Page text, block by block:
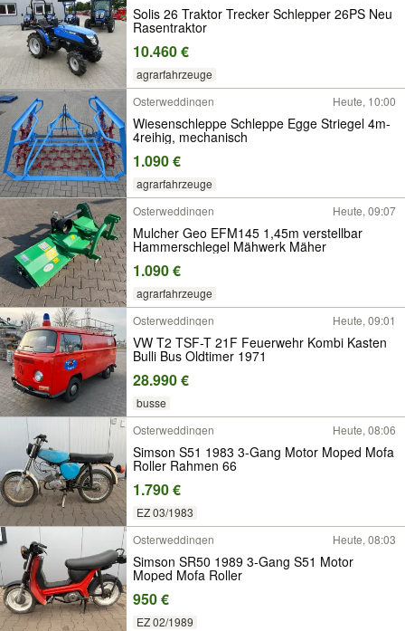
Solis 26 Traktor Trecker Schlepper 26PS Neu
Rasentraktor
10.460 €
agrarfahrzeuge
Osterweddingen
Heute, 10:00
Wiesenschleppe Schleppe Egge Striegel 4m-
4reihig, mechanisch
1.090 €
agrarfahrzeuge
Osterweddingen
Heute, 09:07
Mulcher Geo EFM145 1,45m verstellbar
Hammerschlegel Mähwerk Mäher
1.090 €
agrarfahrzeuge
Osterweddingen
Heute, 09:01
VW T2 TSF-T 21F Feuerwehr Kombi Kasten
Bulli Bus Oldtimer 1971
28.990 €
busse
Osterweddingen
Heute, 08:06
Simson S51 1983 3-Gang Motor Moped Mofa
Roller Rahmen 66
1.790 €
EZ 03/1983
Osterweddingen
Heute, 08:03
Simson SR50 1989 3-Gang S51 Motor
Moped Mofa Roller
950 €
EZ 02/1989